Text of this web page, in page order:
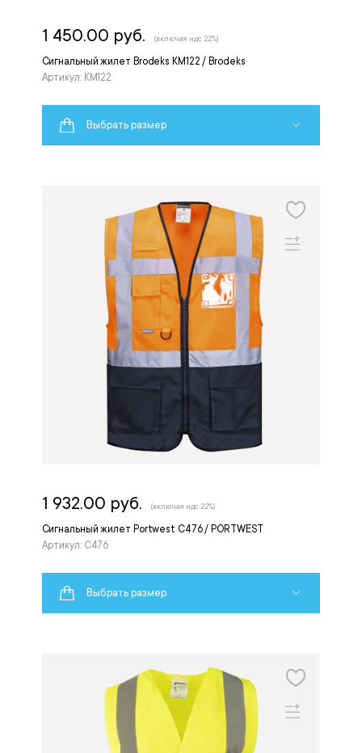
Сигнальный жилет Brodeks KM122 / Brodeks
Артикул: KM122
1 450.00 руб. (включая ндс 22%)
Выбрать размер
Сигнальный жилет Portwest C476 / PORTWEST
Артикул: C476
1 932.00 руб. (включая ндс 22%)
Выбрать размер